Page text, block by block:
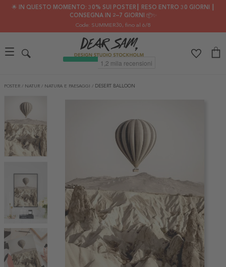
🌟 IN QUESTO MOMENTO: 30% SUI POSTER┃ RESO ENTRO 30 GIORNI ┃
CONSEGNA IN 2–7 GIORNI 📦✨
Code: SUMMER30, fino al 6/8
POSTER / NATUR / NATURA E PAESAGGI / DESERT BALLOON